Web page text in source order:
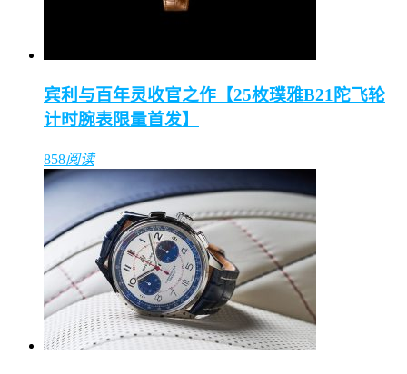
宾利与百年灵收官之作【25枚璞雅B21陀飞轮
计时腕表限量首发】
858阅读